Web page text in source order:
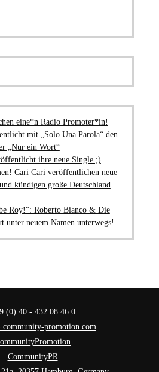
eine*n Radio Promoter*in!
mit „Solo Una Parola“ den
„Nur ein Wort“
ihre neue Single ;)
Cari Cari veröffentlichen neue
kündigen große Deutschland
Roy!“: Roberto Bianco & Die
unter neuem Namen unterwegs!
(0) 40 - 432 08 46 0
community-promotion.com
CommunityPR